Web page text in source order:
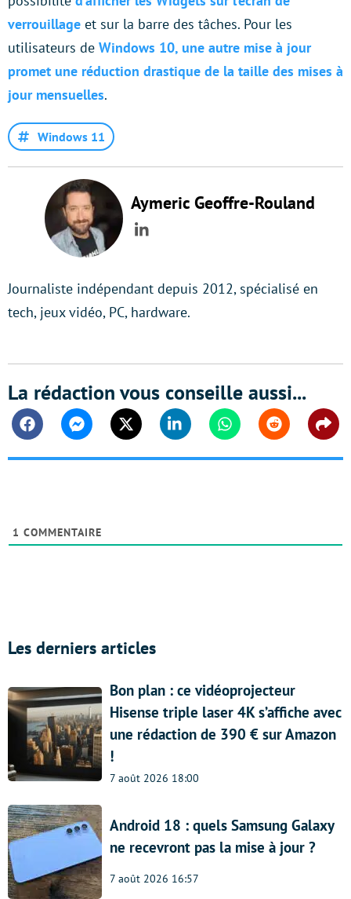
verrouillage et sur la barre des tâches. Pour les
utilisateurs de Windows 10, une autre mise à jour
promet une réduction drastique de la taille des mises à
jour mensuelles.
Windows 11
Aymeric Geoffre-Rouland
LinkedIn
Journaliste indépendant depuis 2012, spécialisé en
tech, jeux vidéo, PC, hardware.
La rédaction vous conseille aussi...
FacebookMessengerTwitter Linkedin WhatsappReddit
1 COMMENTAIRE
Les derniers articles
Bon plan : ce vidéoprojecteur
Hisense triple laser 4K s’affiche avec
une rédaction de 390 € sur Amazon
!
7 août 2026 18:00
Android 18 : quels Samsung Galaxy
ne recevront pas la mise à jour ?
7 août 2026 16:57